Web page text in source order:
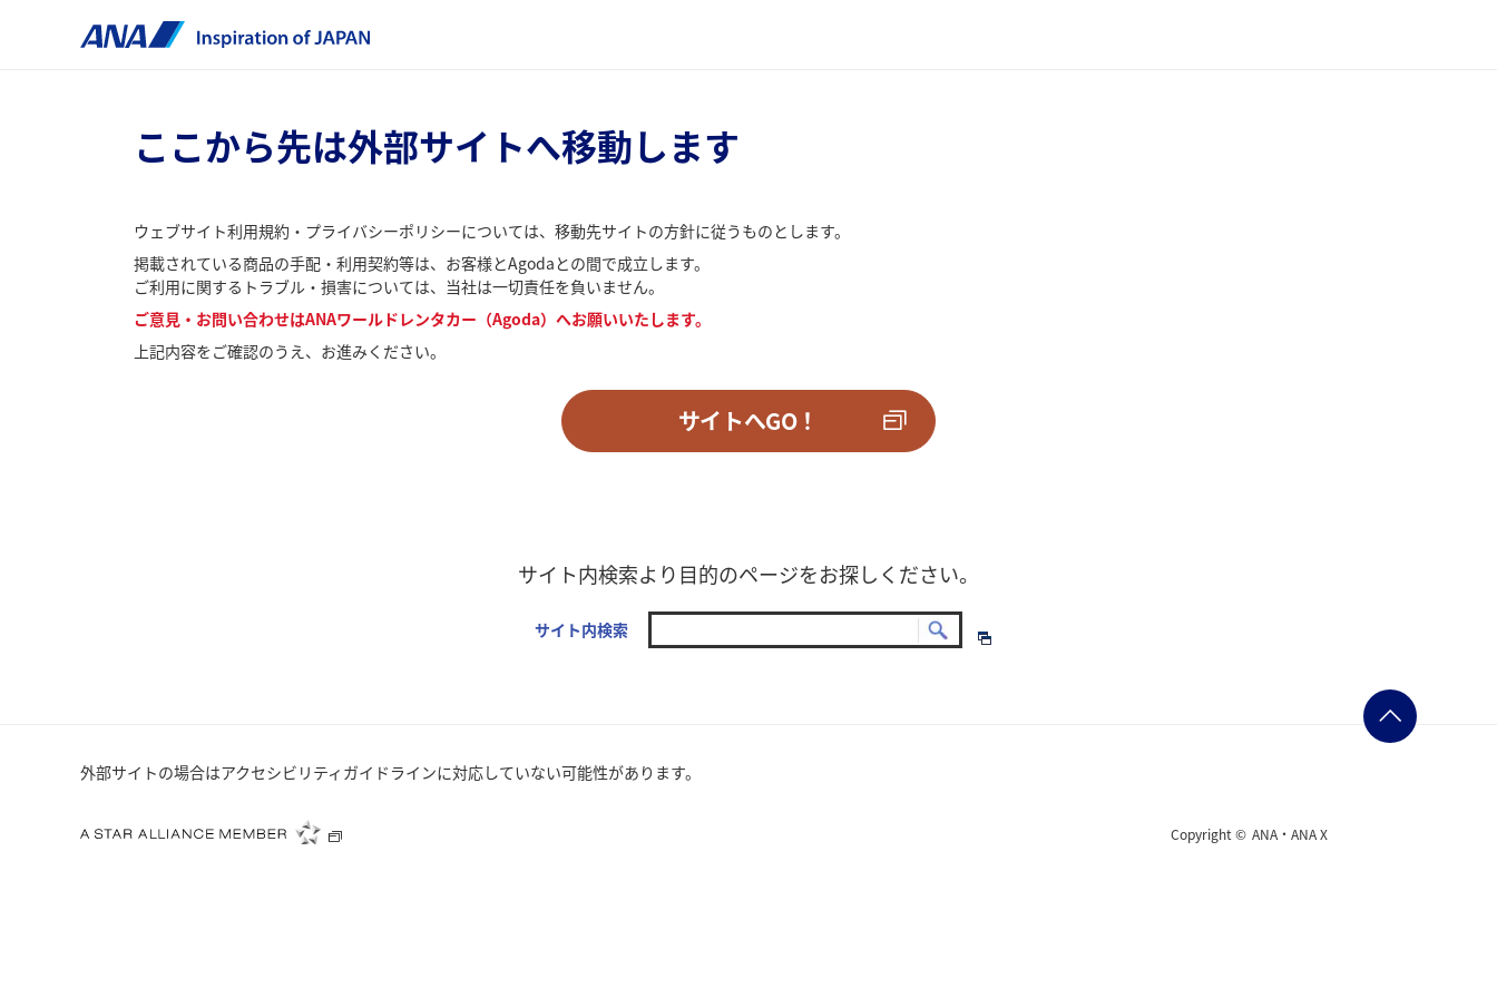
ここから先は外部サイトへ移動します
ウェブサイト利用規約・プライバシーポリシーについては、移動先サイトの方針に従うものとします。
掲載されている商品の手配・利用契約等は、お客様とAgodaとの間で成立します。
ご利用に関するトラブル・損害については、当社は一切責任を負いません。
ご意見・お問い合わせはANAワールドレンタカー（Agoda）へお願いいたします。
上記内容をご確認のうえ、お進みください。
サイトへGO！
サイト内検索より目的のページをお探しください。
サイト内検索
外部サイトの場合はアクセシビリティガイドラインに対応していない可能性があります。
Copyright © ANA・ANA X